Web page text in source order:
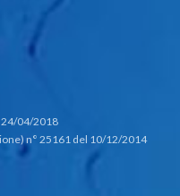
24/04/2018
n° 25161 del 10/12/2014